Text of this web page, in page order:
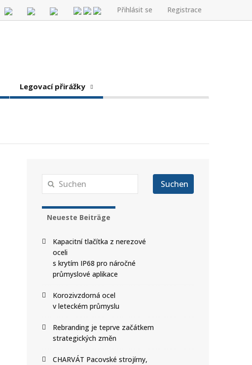
Přihlásit se Registrace
Legovací přirážky
Suchen
Neueste Beiträge
Kapacitní tlačítka z nerezové
oceli
s krytím IP68 pro náročné
průmyslové aplikace
Korozivzdorná ocel
v leteckém průmyslu
Rebranding je teprve začátkem
strategických změn
CHARVÁT Pacovské strojírny,